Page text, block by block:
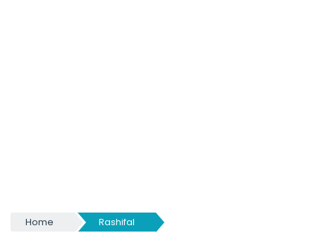
Home Rashifal